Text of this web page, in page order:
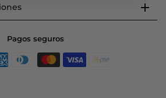
Pagos seguros